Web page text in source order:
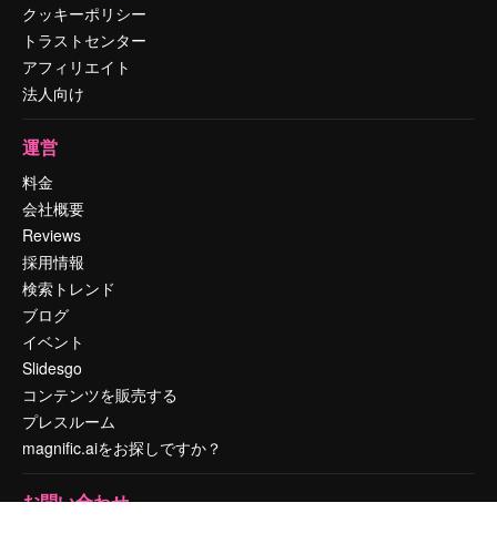
クッキーポリシー
トラストセンター
アフィリエイト
法人向け
運営
料金
会社概要
Reviews
採用情報
検索トレンド
ブログ
イベント
Slidesgo
コンテンツを販売する
プレスルーム
magnific.aiをお探しですか？
お問い合わせ